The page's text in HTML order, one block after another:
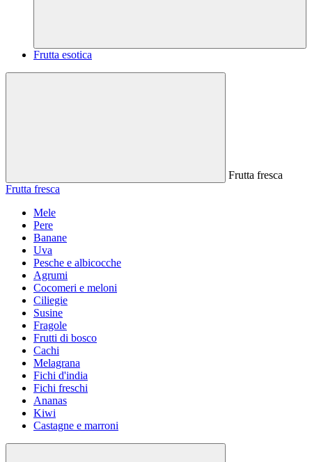
Frutta esotica
Frutta fresca
Frutta fresca
Mele
Pere
Banane
Uva
Pesche e albicocche
Agrumi
Cocomeri e meloni
Ciliegie
Susine
Fragole
Frutti di bosco
Cachi
Melagrana
Fichi d'india
Fichi freschi
Ananas
Kiwi
Castagne e marroni